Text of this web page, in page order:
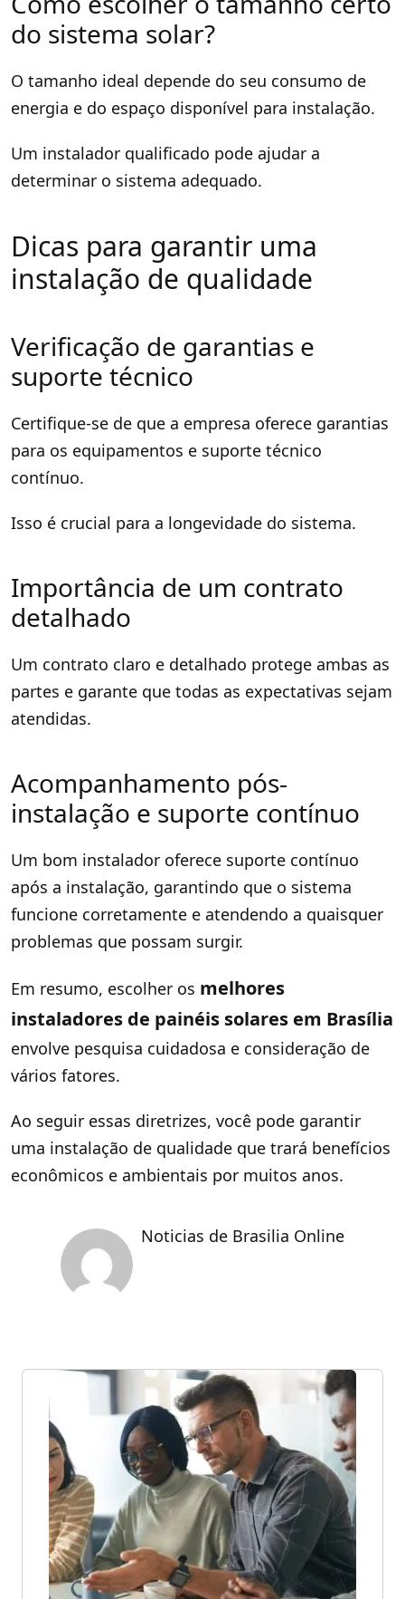
do sistema solar?
O tamanho ideal depende do seu consumo de
energia e do espaço disponível para instalação.
Um instalador qualificado pode ajudar a
determinar o sistema adequado.
Dicas para garantir uma
instalação de qualidade
Verificação de garantias e
suporte técnico
Certifique-se de que a empresa oferece garantias
para os equipamentos e suporte técnico
contínuo.
Isso é crucial para a longevidade do sistema.
Importância de um contrato
detalhado
Um contrato claro e detalhado protege ambas as
partes e garante que todas as expectativas sejam
atendidas.
Acompanhamento pós-
instalação e suporte contínuo
Um bom instalador oferece suporte contínuo
após a instalação, garantindo que o sistema
funcione corretamente e atendendo a quaisquer
problemas que possam surgir.
Em resumo, escolher os melhores
instaladores de painéis solares em Brasília
envolve pesquisa cuidadosa e consideração de
vários fatores.
Ao seguir essas diretrizes, você pode garantir
uma instalação de qualidade que trará benefícios
econômicos e ambientais por muitos anos.
Noticias de Brasilia Online